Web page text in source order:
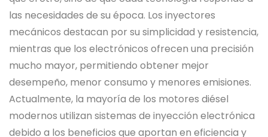
las necesidades de su época. Los inyectores
mecánicos destacan por su simplicidad y resistencia,
mientras que los electrónicos ofrecen una precisión
mucho mayor, permitiendo obtener mejor
desempeño, menor consumo y menores emisiones.
Actualmente, la mayoría de los motores diésel
modernos utilizan sistemas de inyección electrónica
debido a los beneficios que aportan en eficiencia y